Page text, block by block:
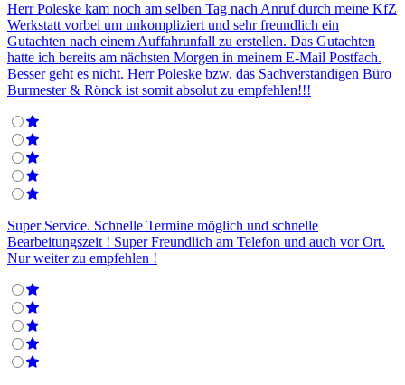
Herr Poleske kam noch am selben Tag nach Anruf durch meine KfZ
Werkstatt vorbei um unkompliziert und sehr freundlich ein
Gutachten nach einem Auffahrunfall zu erstellen. Das Gutachten
hatte ich bereits am nächsten Morgen in meinem E-Mail Postfach.
Besser geht es nicht. Herr Poleske bzw. das Sachverständigen Büro
Burmester & Rönck ist somit absolut zu empfehlen!!!
Super Service. Schnelle Termine möglich und schnelle
Bearbeitungszeit ! Super Freundlich am Telefon und auch vor Ort.
Nur weiter zu empfehlen !